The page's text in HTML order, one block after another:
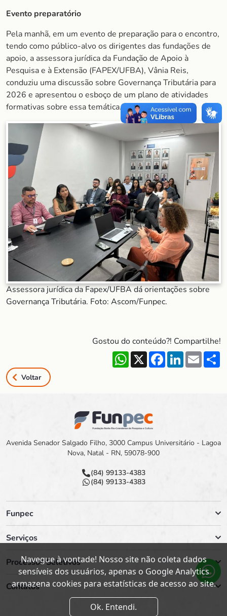
Evento preparatório
Pela manhã, em um evento de preparação para o encontro,
tendo como público-alvo os dirigentes das fundações de
apoio, a assessora jurídica da Fundação de Apoio à
Pesquisa e à Extensão (FAPEX/UFBA), Vânia Reis,
conduziu uma discussão sobre Governança Tributária para
2026 e apresentou o esboço de um plano de atividades
formativas sobre essa temática.
Assessora jurídica da Fapex/UFBA dá orientações sobre
Governança Tributária. Foto: Ascom/Funpec.
Gostou do conteúdo?! Compartilhe!
WhatsApp
X FacebookLinkedIn
Email
Voltar
Avenida Senador Salgado Filho, 3000 Campus Universitário - Lagoa
Nova, Natal - RN, 59078-900
(84) 99133-4383
(84) 99133-4383
Funpec
Serviços
Processos Seletivos
Contatos
Navegue à vontade! Nosso site não coleta dados
sensíveis dos usuários, apenas o Google Analytics
armazena cookies para estatísticas de acesso ao site.
Ok. Entendi.